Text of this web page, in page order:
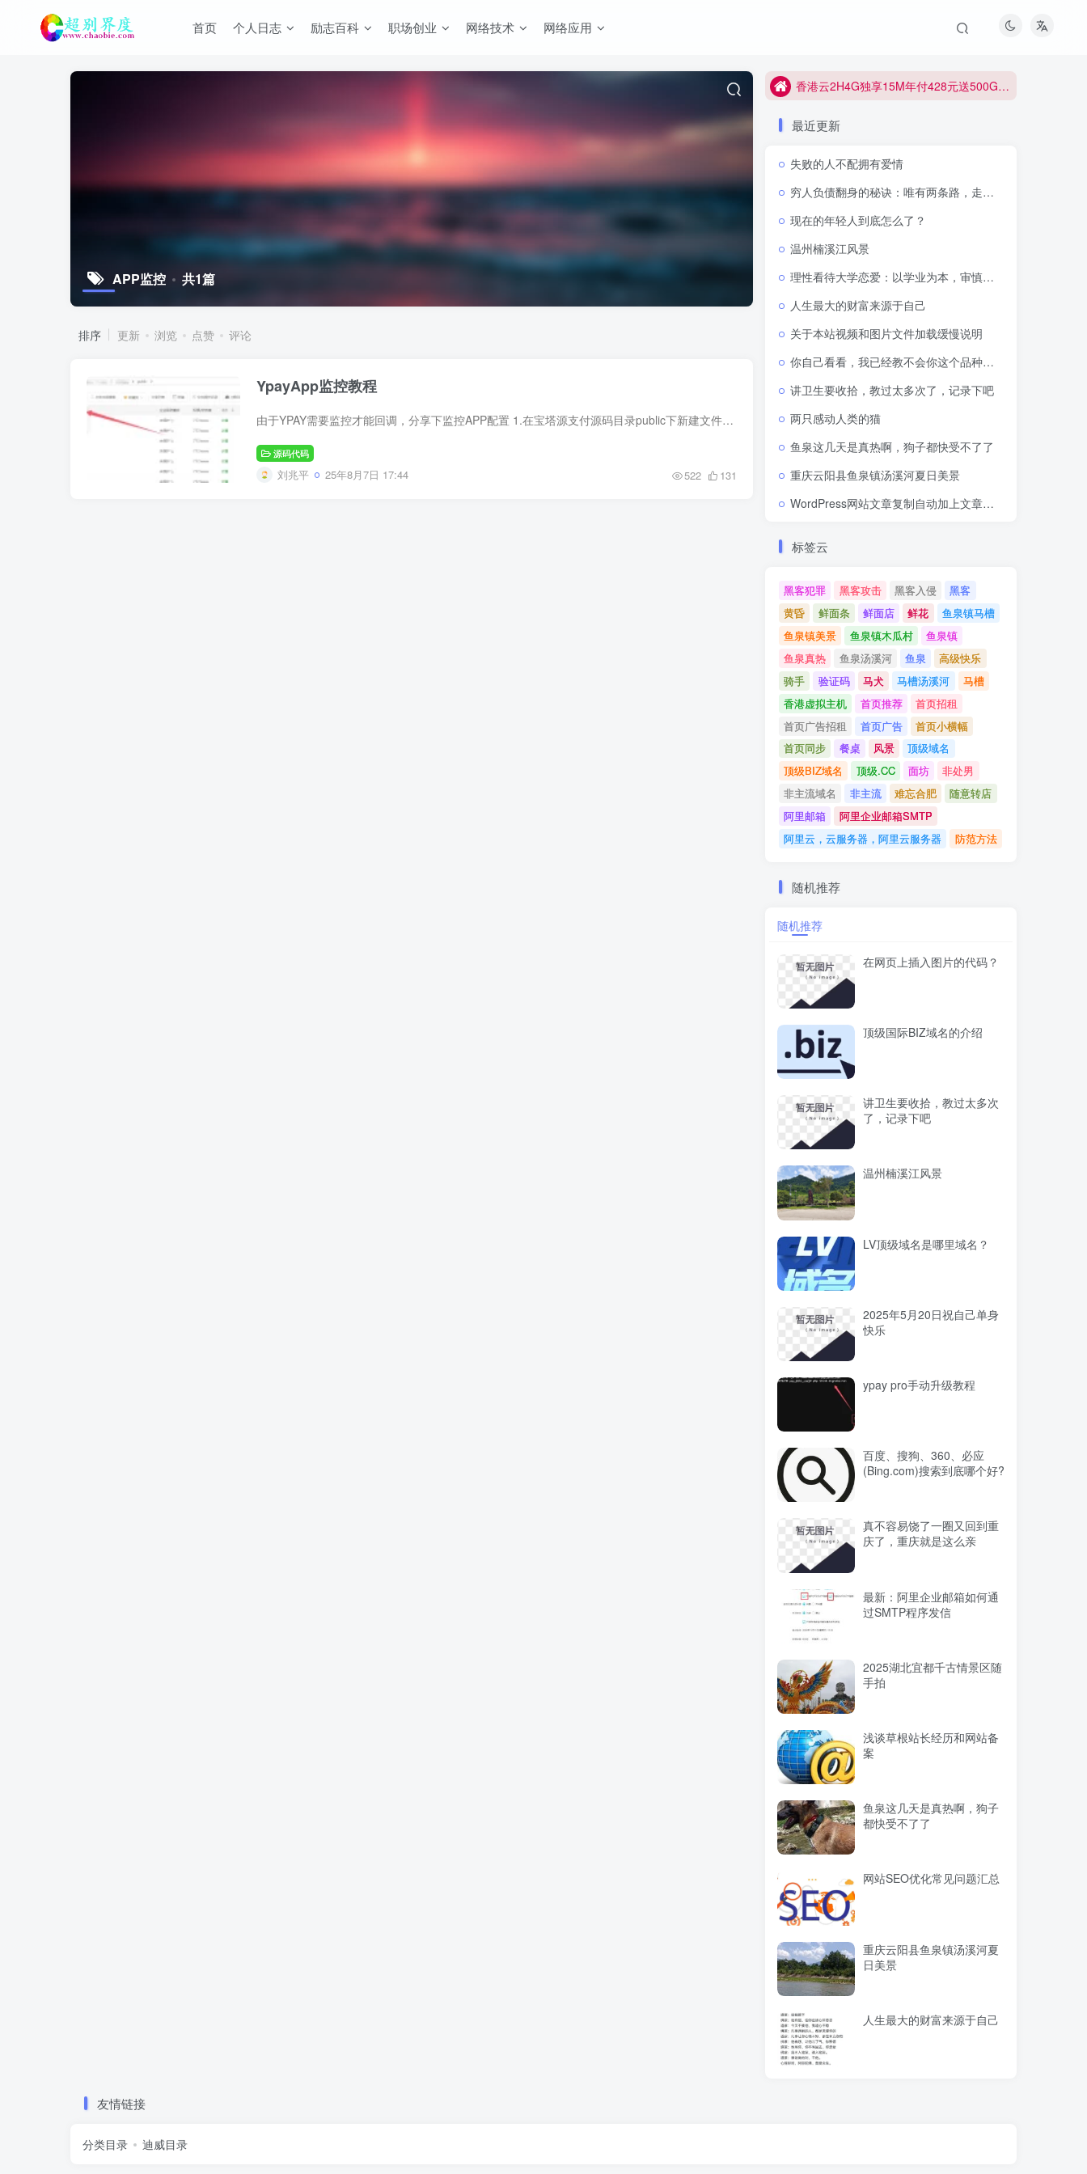
首页 个人日志 励志百科 职场创业 网络技术 网络应用
APP监控 共1篇
排序 更新 浏览 点赞 评论
YpayApp监控教程
由于YPAY需要监控才能回调，分享下监控APP配置 1.在宝塔源支付源码目录public下新建文件AjaxApp.php 2.复制粘贴以下代码修改保存 <?php $name = '修改为你得APP名称'; //APP名称 $log...
源码代码
刘兆平 25年8月7日 17:44 522 131
香港云2H4G独享15M年付428元送500G防御
香港云2H4G独享15M年付428元送500G防御
最近更新
失败的人不配拥有爱情
穷人负债翻身的秘诀：唯有两条路，走通即可逆天改命
现在的年轻人到底怎么了？
温州楠溪江风景
理性看待大学恋爱：以学业为本，审慎抉择感情
人生最大的财富来源于自己
关于本站视频和图片文件加载缓慢说明
你自己看看，我已经教不会你这个品种了吗？
讲卫生要收拾，教过太多次了，记录下吧
两只感动人类的猫
鱼泉这几天是真热啊，狗子都快受不了了
重庆云阳县鱼泉镇汤溪河夏日美景
WordPress网站文章复制自动加上文章网址出处链接
标签云
黑客犯罪 黑客攻击 黑客入侵
黑客
黄昏
鲜面条 鲜面店 鲜花
鱼泉镇马槽
鱼泉镇美景
鱼泉镇木瓜村
鱼泉镇
鱼泉真热
鱼泉汤溪河 鱼泉
高级快乐
骑手
验证码 马犬 马槽汤溪河
马槽
香港虚拟主机
首页推荐
首页招租
首页广告招租
首页广告
首页小横幅
首页同步
餐桌 风景
顶级域名
顶级BIZ域名
顶级.CC 面坊
非处男
非主流域名
非主流 难忘合肥
随意转店
阿里邮箱
阿里企业邮箱SMTP
阿里云，云服务器，阿里云服务器
防范方法
随机推荐
随机推荐
在网页上插入图片的代码？
顶级国际BIZ域名的介绍
讲卫生要收拾，教过太多次
了，记录下吧
温州楠溪江风景
LV顶级域名是哪里域名？
2025年5月20日祝自己单身
快乐
ypay pro手动升级教程
百度、搜狗、360、必应
(Bing.com)搜索到底哪个好?
真不容易饶了一圈又回到重
庆了，重庆就是这么亲
最新：阿里企业邮箱如何通
过SMTP程序发信
2025湖北宜都千古情景区随
手拍
浅谈草根站长经历和网站备
案
鱼泉这几天是真热啊，狗子
都快受不了了
网站SEO优化常见问题汇总
重庆云阳县鱼泉镇汤溪河夏
日美景
人生最大的财富来源于自己
友情链接
分类目录 迪威目录